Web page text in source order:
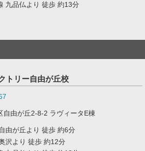
九品仏より 徒歩 約13分
トリー自由が丘校
自由が丘2-8-2 ラヴィータE棟
由が丘より 徒歩 約6分
沢より 徒歩 約12分